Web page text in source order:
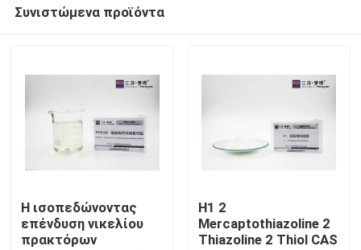
Συνιστώμενα προϊόντα
Η ισοπεδώνοντας
επένδυση νικελίου
πρακτόρων
H1 2
Mercaptothiazoline 2
Thiazoline 2 Thiol CAS